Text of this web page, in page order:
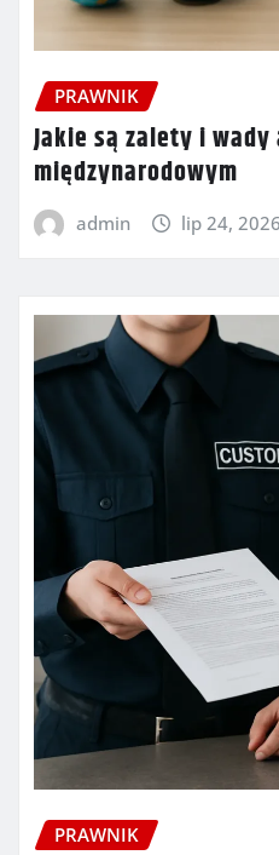
PRAWNIK
Jakie są zalety i
międzynarodowym
admin lip 24, 2026
PRAWNIK